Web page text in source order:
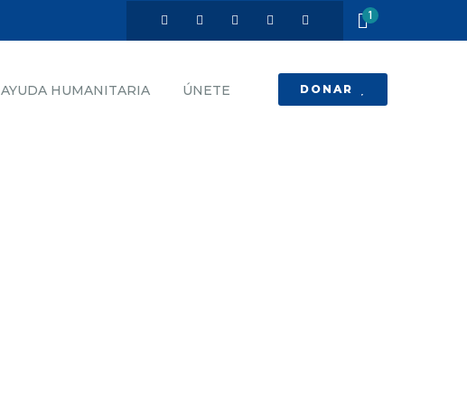
1
AYUDA HUMANITARIA ÚNETE DONAR